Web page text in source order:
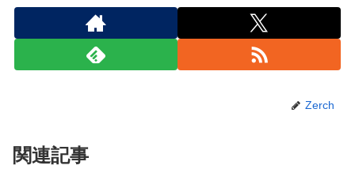
Zerch
関連記事